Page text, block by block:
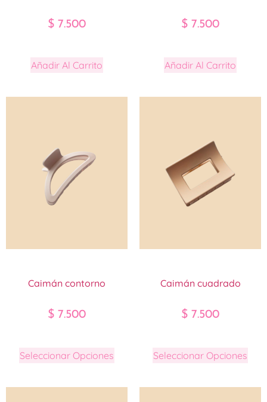
$ 7.500
Añadir Al Carrito
$ 7.500
Añadir Al Carrito
Caimán contorno
$ 7.500
Seleccionar Opciones
Caimán cuadrado
$ 7.500
Seleccionar Opciones